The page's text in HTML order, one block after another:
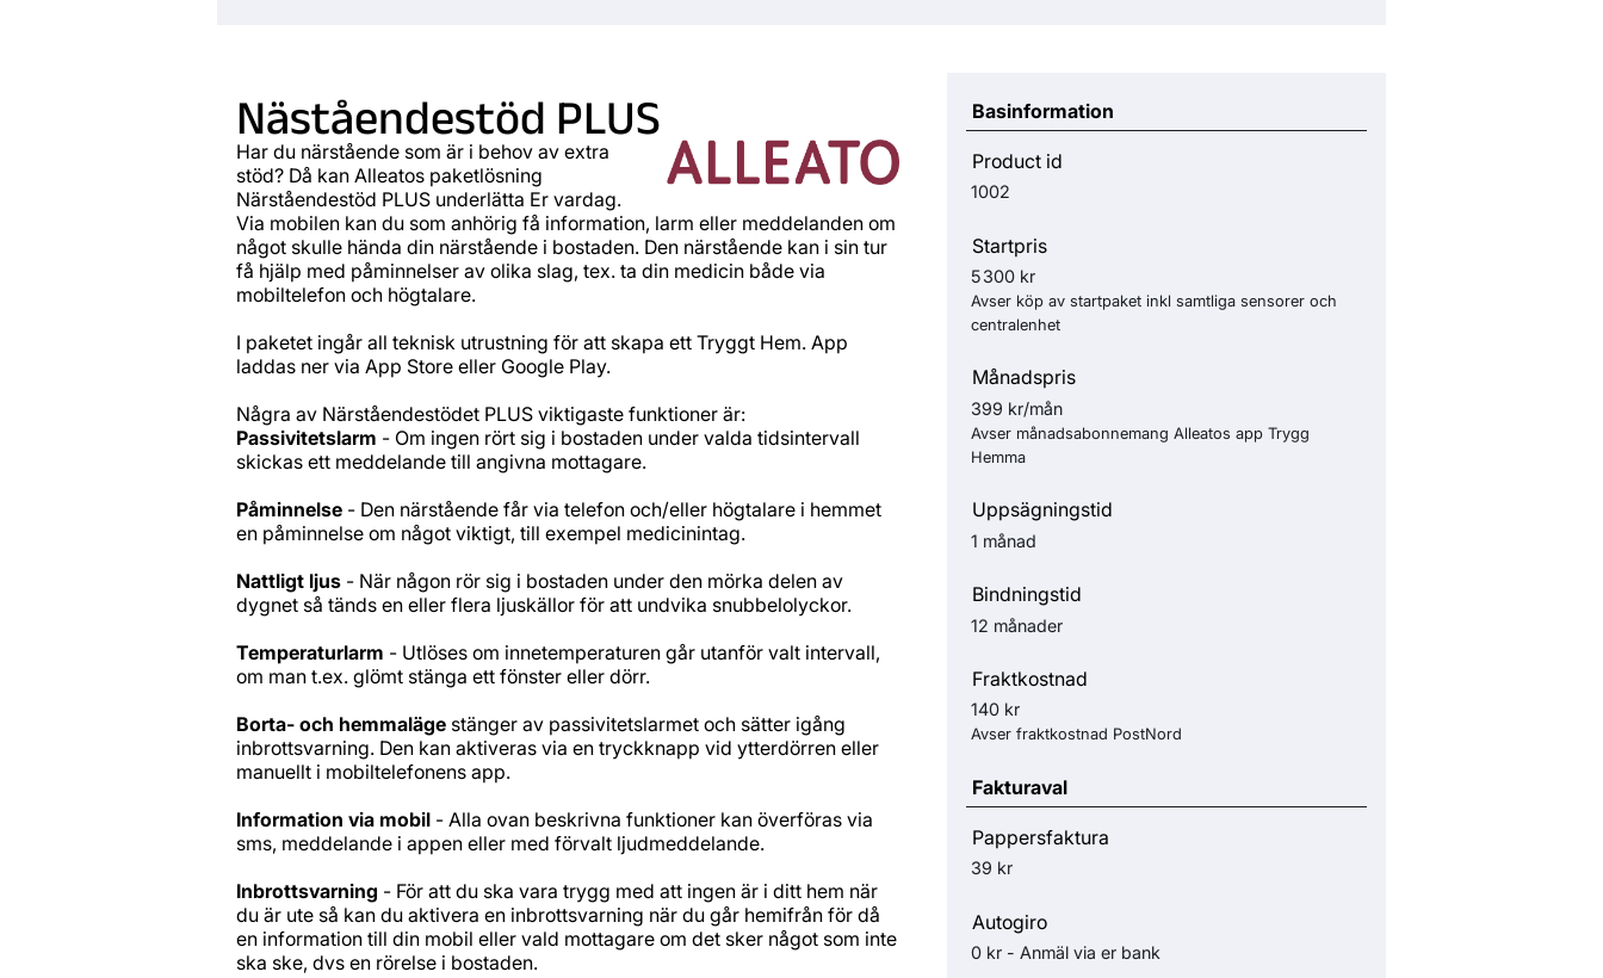
Näståendestöd PLUS
Har du närstående som är i behov av extra
stöd? Då kan Alleatos paketlösning
Närståendestöd PLUS underlätta Er vardag.
Via mobilen kan du som anhörig få information, larm eller meddelanden om
något skulle hända din närstående i bostaden. Den närstående kan i sin tur
få hjälp med påminnelser av olika slag, tex. ta din medicin både via
mobiltelefon och högtalare.
I paketet ingår all teknisk utrustning för att skapa ett Tryggt Hem. App
laddas ner via App Store eller Google Play.
Några av Närståendestödet PLUS viktigaste funktioner är:
Passivitetslarm - Om ingen rört sig i bostaden under valda tidsintervall
skickas ett meddelande till angivna mottagare.
Påminnelse - Den närstående får via telefon och/eller högtalare i hemmet
en påminnelse om något viktigt, till exempel medicinintag.
Nattligt ljus - När någon rör sig i bostaden under den mörka delen av
dygnet så tänds en eller flera ljuskällor för att undvika snubbelolyckor.
Temperaturlarm - Utlöses om innetemperaturen går utanför valt intervall,
om man t.ex. glömt stänga ett fönster eller dörr.
Borta- och hemmaläge stänger av passivitetslarmet och sätter igång
inbrottsvarning. Den kan aktiveras via en tryckknapp vid ytterdörren eller
manuellt i mobiltelefonens app.
Information via mobil - Alla ovan beskrivna funktioner kan överföras via
sms, meddelande i appen eller med förvalt ljudmeddelande.
Inbrottsvarning - För att du ska vara trygg med att ingen är i ditt hem när
du är ute så kan du aktivera en inbrottsvarning när du går hemifrån för då
en information till din mobil eller vald mottagare om det sker något som inte
ska ske, dvs en rörelse i bostaden.
Basinformation
Product id
1002
Startpris
5 300 kr
Avser köp av startpaket inkl samtliga sensorer och
centralenhet
Månadspris
399 kr/mån
Avser månadsabonnemang Alleatos app Trygg
Hemma
Uppsägningstid
1 månad
Bindningstid
12 månader
Fraktkostnad
140 kr
Avser fraktkostnad PostNord
Fakturaval
Pappersfaktura
39 kr
Autogiro
0 kr - Anmäl via er bank